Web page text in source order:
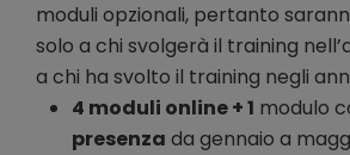
moduli opzionali, pertanto
solo a chi svolgerà il training
a chi ha svolto il training negli
4 moduli online + 1 modulo
presenza da gennaio a